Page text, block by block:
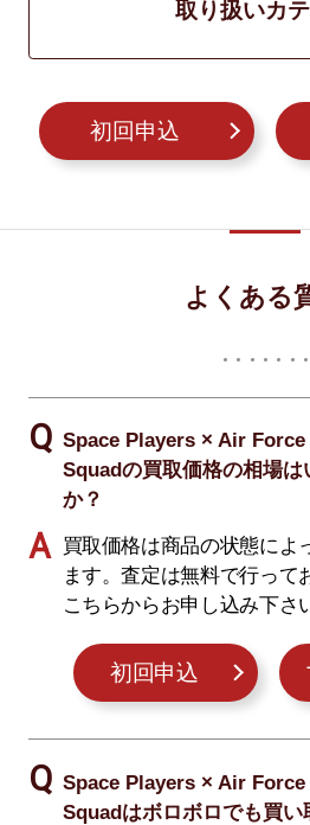
取り扱いカ
初回申込
よくある
Space Players × Air Force
Squadの買取価格の相場は
か？
買取価格は商品の状態によ
ます。査定は無料で行って
こちらからお申し込み下さ
初回申込
Space Players × Air Force
Squadはボロボロでも買い